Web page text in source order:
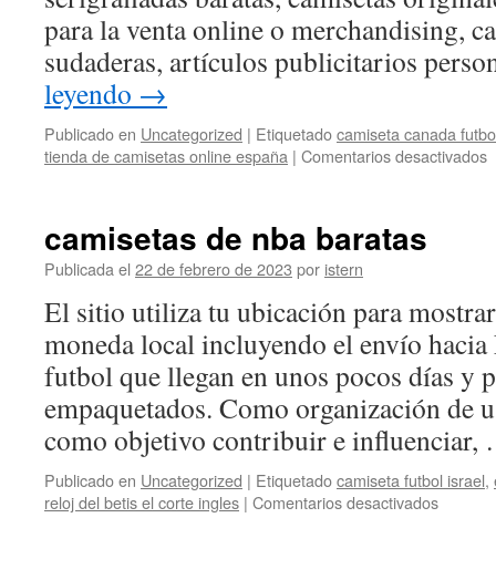
para la venta online o merchandising,
sudaderas, artículos publicitarios
leyendo →
Publicado en Uncategorized | Etiquetadocamiseta canada
tienda de camisetas online españa | Comentarios desactivados
camisetas de nba baratas
Publicada el 22 de febrero de 2023 por istern
El sitio utiliza tu ubicación para
moneda local incluyendo el envío hacia
futbol que llegan en unos pocos días y
empaquetados. Como organización de
como objetivo contribuir e
Publicado en Uncategorized | Etiquetadocamiseta futbol israel,
reloj del betis el corte ingles | Comentarios desactivadosen